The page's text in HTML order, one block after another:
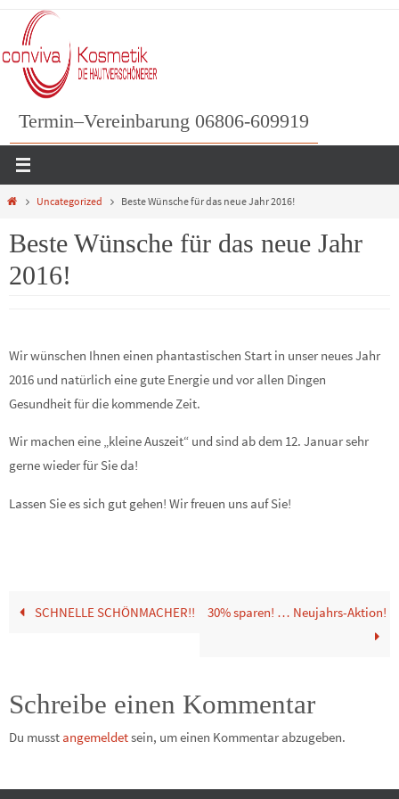
Inhalt
springen
Termin–Vereinbarung 06806-609919
HomeUncategorized Beste Wünsche für das neue Jahr 2016!
Beste Wünsche für das neue Jahr
2016!
Wir wünschen Ihnen einen phantastischen Start in unser neues Jahr
2016 und natürlich eine gute Energie und vor allen Dingen
Gesundheit für die kommende Zeit.
Wir machen eine „kleine Auszeit“ und sind ab dem 12. Januar sehr
gerne wieder für Sie da!
Lassen Sie es sich gut gehen! Wir freuen uns auf Sie!
SCHNELLE SCHÖNMACHER!! 30% sparen! … Neujahrs-Aktion!
Schreibe einen Kommentar
Du musst angemeldetsein, um einen Kommentar abzugeben.